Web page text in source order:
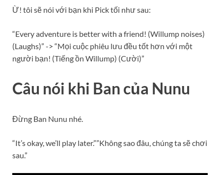
Ừ! tôi sẽ nói với bạn khi Pick tối như sau:
“Every adventure is better with a friend! (Willump noises)
(Laughs)” -> “Mọi cuộc phiêu lưu đều tốt hơn với một
người bạn! (Tiếng ồn Willump) (Cười)”
Câu nói khi Ban của Nunu
Đừng Ban Nunu nhé.
“It’s okay, we’ll play later.””Không sao đâu, chúng ta sẽ chơi
sau.”